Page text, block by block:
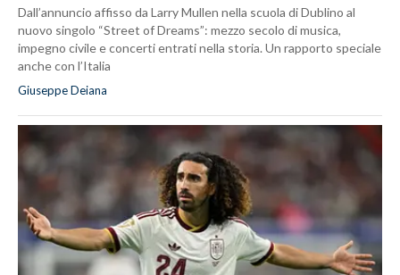
Dall’annuncio affisso da Larry Mullen nella scuola di Dublino al
nuovo singolo “Street of Dreams”: mezzo secolo di musica,
impegno civile e concerti entrati nella storia. Un rapporto speciale
anche con l’Italia
Giuseppe Deiana